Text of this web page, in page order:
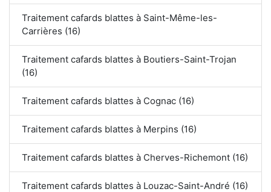
Traitement cafards blattes à Saint-Même-les-
Carrières (16)
Traitement cafards blattes à Boutiers-Saint-Trojan
(16)
Traitement cafards blattes à Cognac (16)
Traitement cafards blattes à Merpins (16)
Traitement cafards blattes à Cherves-Richemont (16)
Traitement cafards blattes à Louzac-Saint-André (16)